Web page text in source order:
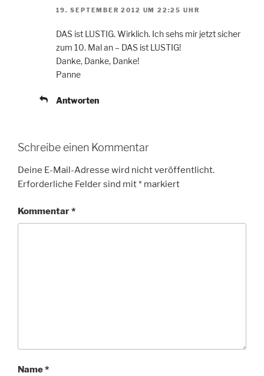
19. SEPTEMBER 2012 UM 22:25 UHR
DAS ist LUSTIG. Wirklich. Ich sehs mir jetzt sicher
zum 10. Mal an – DAS ist LUSTIG!
Danke, Danke, Danke!
Panne
Antworten
Schreibe einen Kommentar
Deine E-Mail-Adresse wird nicht veröffentlicht.
Erforderliche Felder sind mit* markiert
Kommentar*
Name*